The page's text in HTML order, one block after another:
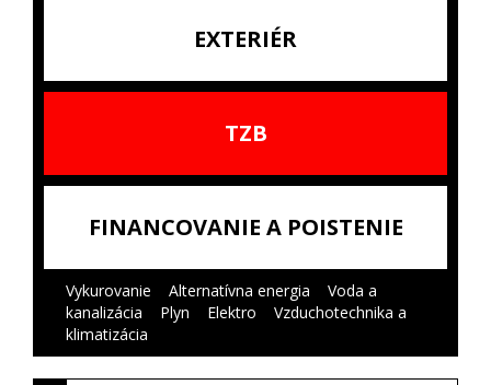
EXTERIÉR
TZB
FINANCOVANIE A POISTENIE
Vykurovanie Alternatívna energia
Voda a
kanalizácia
Plyn Elektro
Vzduchotechnika a
klimatizácia